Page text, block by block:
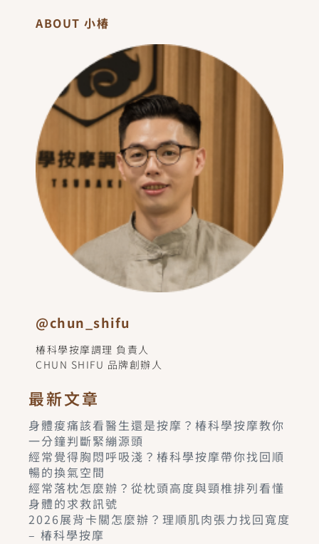
ABOUT 小椿
@chun_shifu
椿科學按摩調理 負責人
CHUN SHIFU 品牌創辦人
最新文章
身體痠痛該看醫生還是按摩？椿科學按摩教你
一分鐘判斷緊繃源頭
經常覺得胸悶呼吸淺？椿科學按摩帶你找回順
暢的換氣空間
經常落枕怎麼辦？從枕頭高度與頸椎排列看懂
身體的求救訊號
2026展背卡關怎麼辦？理順肌肉張力找回寬度
– 椿科學按摩